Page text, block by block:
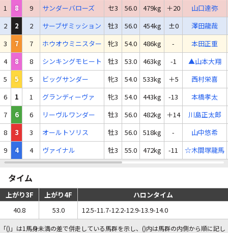
1
8 9 サンダーバローズ セ3 56.0 479kg ＋20
山口達弥
2
2 2 サーブザミッション 牡3 56.0 454kg ±0
澤田龍哉
3
7 7 ホウオウミニスター 牝3 54.0 486kg -
本田正重
4
8 8 シンキングモヒート 牡3 53.0 463kg -1
▲山本大翔
5
5 5 ビッグサンダー 牝3 54.0 533kg ＋5
西村栄喜
6
1 1 グランディーヴァ 牝3 54.0 443kg -13
本橋孝太
7
6 6 リーヴルワンダー 牡3 56.0 482kg ＋14
川島正太郎
8
3 3 オールトソリス 牡3 56.0 518kg -
山中悠希
9
4 4 ヴァイナル 牡3 55.0 472kg -11 ☆木間塚龍馬
タイム
上がり3F 上がり4F
ハロンタイム
40.8
53.0 12.5-11.7-12.2-12.9-13.9-14.0
「()」は1馬身未満の差で併走している馬群を示し、()内は馬群の内側から順に記し